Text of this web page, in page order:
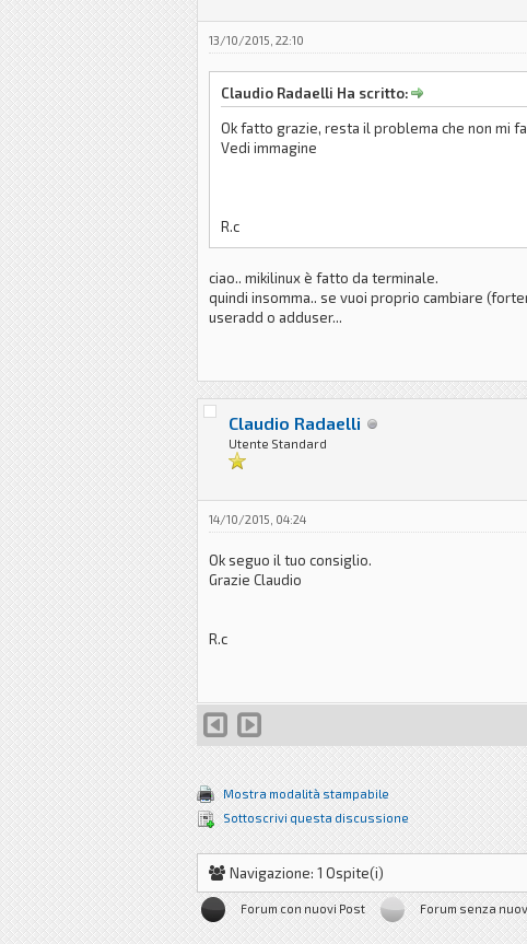
13/10/2015, 22:10
Claudio Radaelli Ha scritto:
Ok fatto grazie, resta il problema che non mi
Vedi immagine
R.c
ciao.. mikilinux è fatto da terminale.
quindi insomma.. se vuoi proprio cambiare
useradd o adduser...
Claudio Radaelli
Utente Standard
14/10/2015, 04:24
Ok seguo il tuo consiglio.
Grazie Claudio
R.c
Mostra modalità stampabile
Sottoscrivi questa discussione
Navigazione: 1 Ospite(i)
Forum con nuovi Post Forum senza